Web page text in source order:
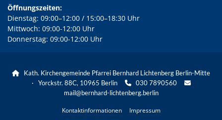
Öffnungszeiten:
Dienstag: 09:00–12:00 / 15:00–18:30 Uhr
Mittwoch: 09:00-12:00 Uhr
Donnerstag: 09:00-12:00 Uhr

Kath. Kirchengemeinde Pfarrei Bernhard Lichtenberg Berlin-Mitte
· Yorckstr. 88C, 10965 Berlin
030 7890560 
mail@bernhard-lichtenberg.berlin
Kontaktinformationen Impressum